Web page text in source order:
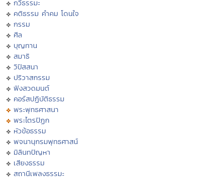
กวีธรรมะ
คติธรรม คำคม โดนใจ
กรรม
ศีล
บุญทาน
สมาธิ
วิปัสสนา
ปริวาสกรรม
ฟังสวดมนต์
คอร์สปฏิบัติธรรม
พระพุทธศาสนา
พระไตรปิฏก
หัวข้อธรรม
พจนานุกรมพุทธศาสน์
มิลินทปัญหา
เสียงธรรม
สถานีเพลงธรรมะ